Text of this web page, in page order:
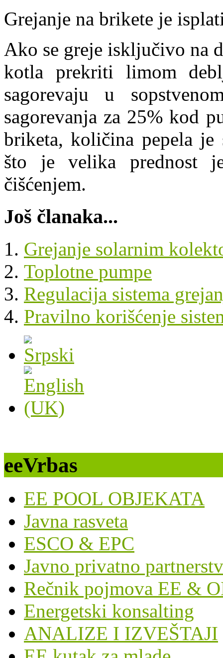
Grejanje na brikete je
Ako se greje isključivo na
kotla prekriti limom
sagorevaju u
sagorevanja za 25% kod
briketa, količina pepela je
što je velika prednost
čišćenjem.
Još članaka...
Grejanje solarnim
Toplotne pumpe
Regulacija sistema
Pravilno korišćenje
eeVrbas
EE POOL OBJEKATA
Javna rasveta
ESCO & EPC
Javno privatno
Rečnik pojmova EE &
Energetski konsalting
ANALIZE I IZVEŠTAJI